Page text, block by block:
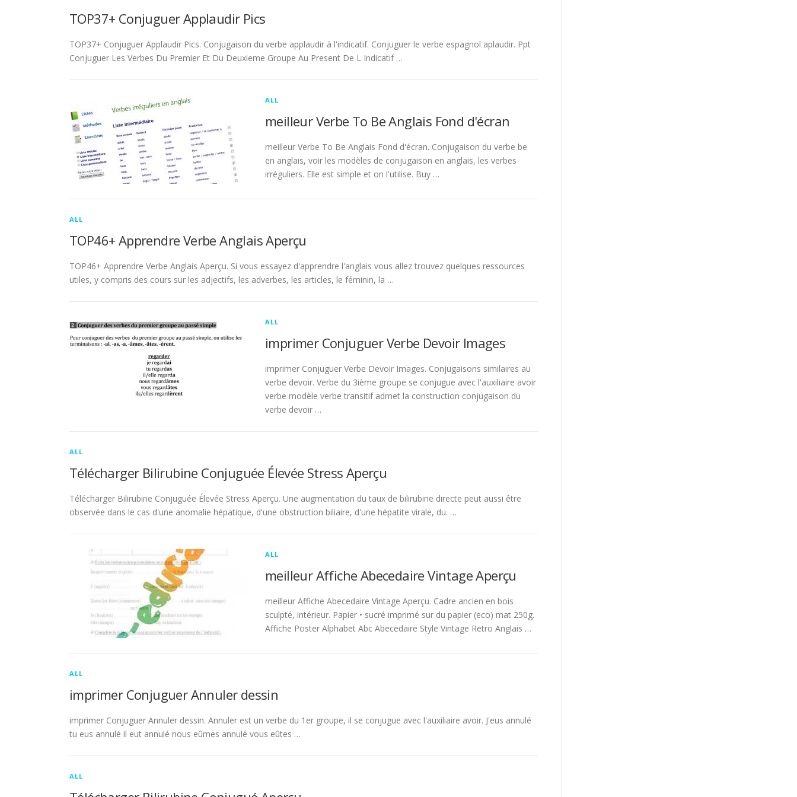
TOP37+ Conjuguer Applaudir Pics
TOP37+ Conjuguer Applaudir Pics. Conjugaison du verbe applaudir à l'indicatif. Conjuguer le verbe espagnol aplaudir. Ppt
Conjuguer Les Verbes Du Premier Et Du Deuxieme Groupe Au Present De L Indicatif …
ALL
meilleur Verbe To Be Anglais Fond d'écran
meilleur Verbe To Be Anglais Fond d'écran. Conjugaison du verbe be
en anglais, voir les modèles de conjugaison en anglais, les verbes
irréguliers. Elle est simple et on l'utilise. Buy …
ALL
TOP46+ Apprendre Verbe Anglais Aperçu
TOP46+ Apprendre Verbe Anglais Aperçu. Si vous essayez d'apprendre l'anglais vous allez trouvez quelques ressources
utiles, y compris des cours sur les adjectifs, les adverbes, les articles, le féminin, la …
ALL
imprimer Conjuguer Verbe Devoir Images
imprimer Conjuguer Verbe Devoir Images. Conjugaisons similaires au
verbe devoir. Verbe du 3ième groupe se conjugue avec l'auxiliaire avoir
verbe modèle verbe transitif admet la construction conjugaison du
verbe devoir …
ALL
Télécharger Bilirubine Conjuguée Élevée Stress Aperçu
Télécharger Bilirubine Conjuguée Élevée Stress Aperçu. Une augmentation du taux de bilirubine directe peut aussi être
observée dans le cas d'une anomalie hépatique, d'une obstruction biliaire, d'une hépatite virale, du. …
ALL
meilleur Affiche Abecedaire Vintage Aperçu
meilleur Affiche Abecedaire Vintage Aperçu. Cadre ancien en bois
sculpté, intérieur. Papier • sucré imprimé sur du papier (eco) mat 250g.
Affiche Poster Alphabet Abc Abecedaire Style Vintage Retro Anglais …
ALL
imprimer Conjuguer Annuler dessin
imprimer Conjuguer Annuler dessin. Annuler est un verbe du 1er groupe, il se conjugue avec l'auxiliaire avoir. J'eus annulé
tu eus annulé il eut annulé nous eûmes annulé vous eûtes …
ALL